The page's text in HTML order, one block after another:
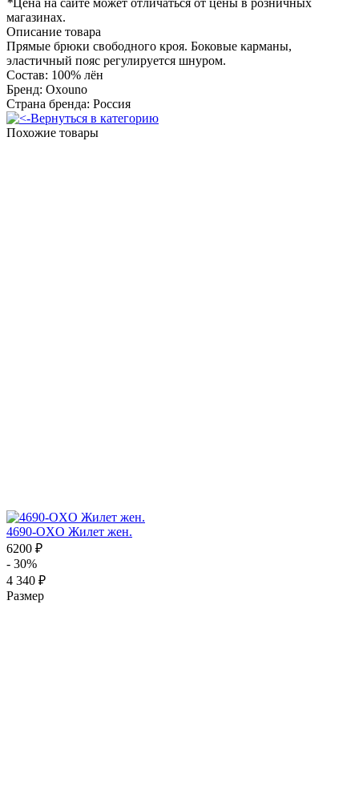
магазинах.
Описание товара
Прямые брюки свободного кроя. Боковые карманы,
эластичный пояс регулируется шнуром.
Состав: 100% лён
Бренд: Oxouno
Страна бренда: Россия
Вернуться в категорию
Похожие товары
4690-OXO Жилет жен.
6200 ₽
- 30%
4 340 ₽
Размер